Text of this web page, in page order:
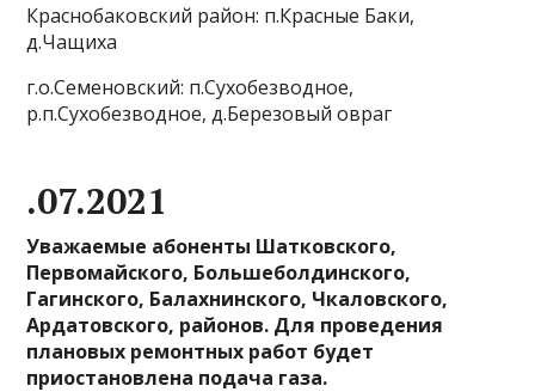
Краснобаковский район: п.Красные Баки,
д.Чащиха
г.о.Семеновский: п.Сухобезводное,
р.п.Сухобезводное, д.Березовый овраг
.07.2021
Уважаемые абоненты Шатковского,
Первомайского, Большеболдинского,
Гагинского, Балахнинского, Чкаловского,
Ардатовского, районов. Для проведения
плановых ремонтных работ будет
приостановлена подача газа.